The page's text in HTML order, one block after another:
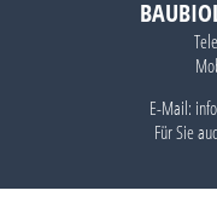
E-Mail:
Für Sie